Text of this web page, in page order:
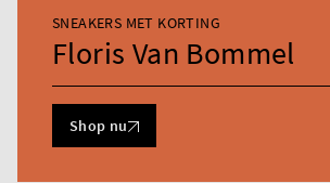
SNEAKERS MET KORTING
Floris Van Bommel
Shop nu